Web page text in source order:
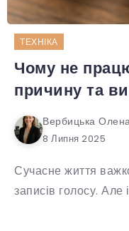
ТЕХНІКА
Чому не
причину та
Вербицька
8 Липня 2025
Сучасне життя
записів голосу. Але